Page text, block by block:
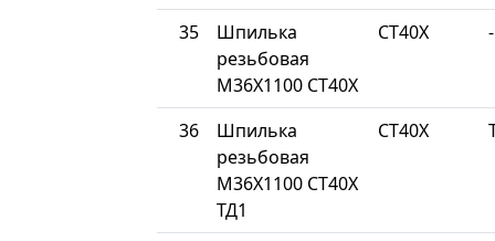
35
Шпилька
резьбовая
М36Х1100 СТ40Х
СТ40Х -
36
Шпилька
резьбовая
М36Х1100 СТ40Х
ТД1
СТ40Х